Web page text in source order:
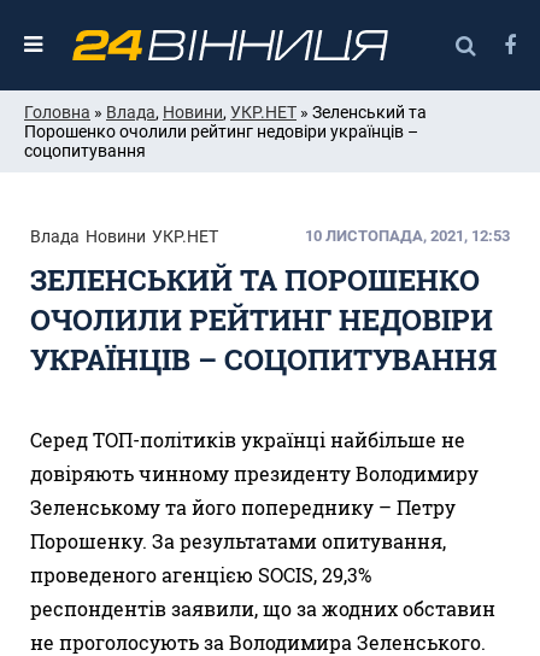
Головна » Влада, Новини, УКР.НЕТ » Зеленський та
Порошенко очолили рейтинг недовіри українців –
соцопитування
Влада Новини УКР.НЕТ 10 ЛИСТОПАДА, 2021, 12:53
ЗЕЛЕНСЬКИЙ ТА ПОРОШЕНКО
ОЧОЛИЛИ РЕЙТИНГ НЕДОВІРИ
УКРАЇНЦІВ – СОЦОПИТУВАННЯ
Серед ТОП-політиків українці найбільше не
довіряють чинному президенту Володимиру
Зеленському та його попереднику – Петру
Порошенку. За результатами опитування,
проведеного агенцією SOCIS, 29,3%
респондентів заявили, що за жодних обставин
не проголосують за Володимира Зеленського.